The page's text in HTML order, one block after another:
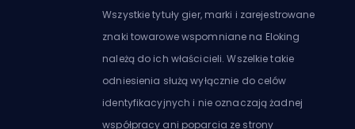
Wszystkie tytuły gier, marki i zarejestrowane
znaki towarowe wspomniane na Eloking
należą do ich właścicieli. Wszelkie takie
odniesienia służą wyłącznie do celów
identyfikacyjnych i nie oznaczają żadnej
współpracy ani poparcia ze strony